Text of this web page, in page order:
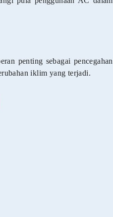
penting sebagai pencegahan
iklim yang terjadi.